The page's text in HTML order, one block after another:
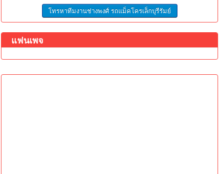
โทรหาทีมงานช่างพงศ์ รถแม็คโครเล็กบุรีรัมย์
แฟนเพจ